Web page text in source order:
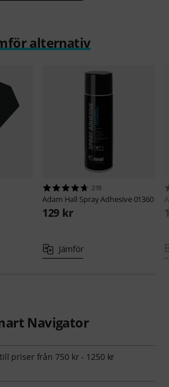
alternativ
218
Adam Hall Spray Adhesive 01360
129 kr
Jämför
Navigator
priser från 750 kr - 1250 kr